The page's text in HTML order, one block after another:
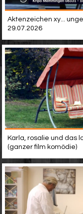
Aktenzeichen xy...
29.07.2026
Karla, rosalie und das
(ganzer film komödie)